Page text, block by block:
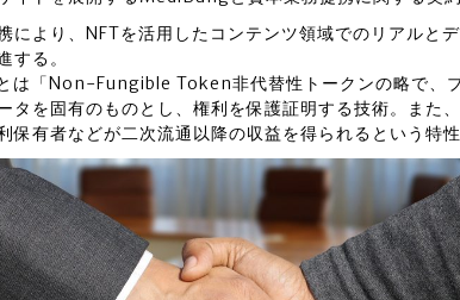
により、NFTを活用したコンテンツ領域でのリアルと
する。
は「Non-Fungible Token非代替性トークンの略で、
タを固有のものとし、権利を保護証明する技術。また
保有者などが二次流通以降の収益を得られるという特性